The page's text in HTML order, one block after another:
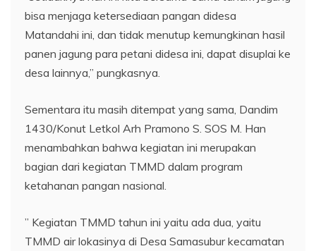
bisa menjaga ketersediaan pangan didesa
Matandahi ini, dan tidak menutup kemungkinan hasil
panen jagung para petani didesa ini, dapat disuplai ke
desa lainnya,” pungkasnya.
Sementara itu masih ditempat yang sama, Dandim
1430/Konut Letkol Arh Pramono S. SOS M. Han
menambahkan bahwa kegiatan ini merupakan
bagian dari kegiatan TMMD dalam program
ketahanan pangan nasional.
” Kegiatan TMMD tahun ini yaitu ada dua, yaitu
TMMD air lokasinya di Desa Samasubur kecamatan